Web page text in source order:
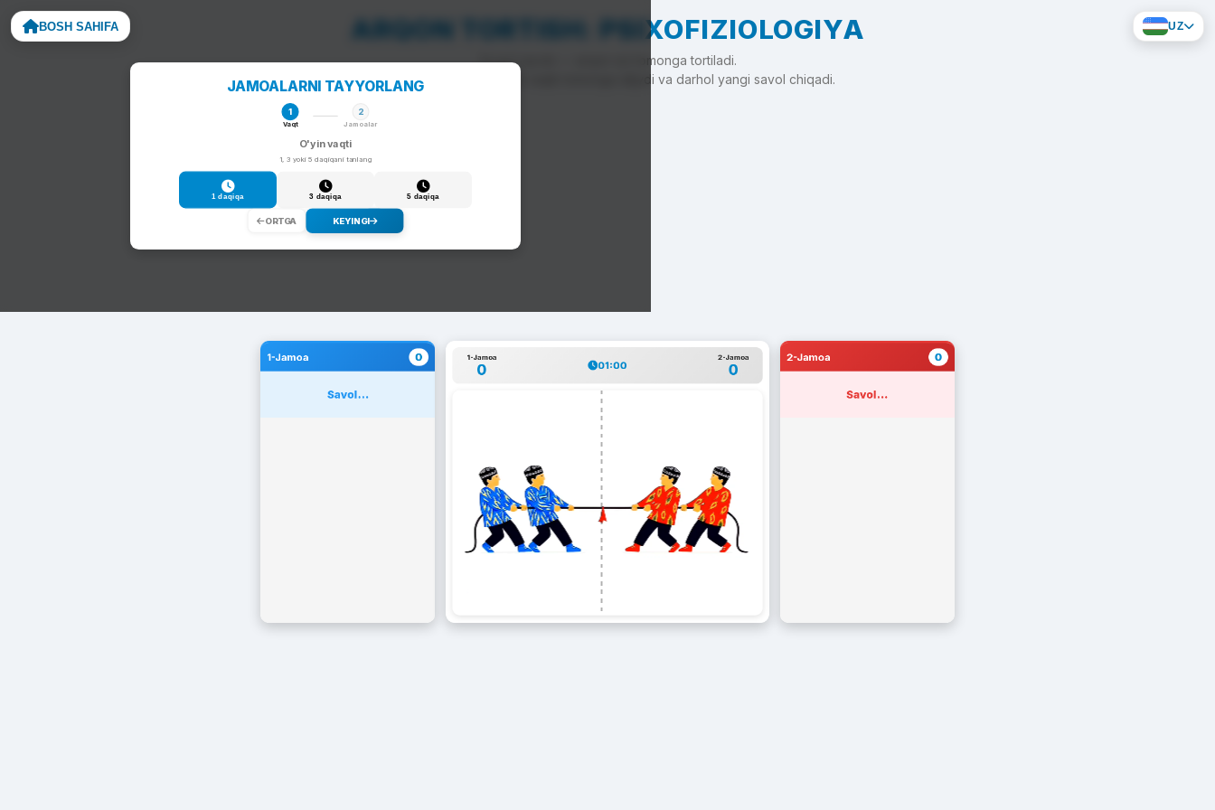
BOSH SAHIFA UZ
ARQON TORTISH: PSIXOFIZIOLOGIYA
To'g'ri javob — arqon siz tomonga tortiladi.
Noto'g'ri javob — arqon raqib tomonga siljiydi va darhol yangi savol chiqadi.
JAMOALARNI TAYYORLANG
1
Vaqt
2
Jamoalar
O'yin vaqti
1, 3 yoki 5 daqiqani tanlang
1 daqiqa 3 daqiqa 5 daqiqa
ORTGA KEYINGI
1-Jamoa 0
Savol...
1-Jamoa
0 01:00
2-Jamoa
0
2-Jamoa 0
Savol...